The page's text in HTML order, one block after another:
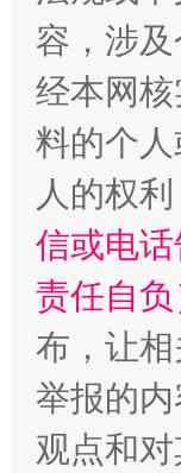
容，涉
经本网
料的个
人的权
信或电
责任自负
布，让
举报的
观点和对